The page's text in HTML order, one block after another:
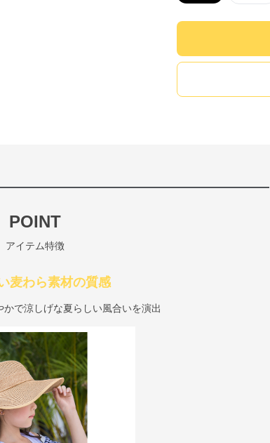
POINT
アイテム特徴
麦わら素材の質感
で涼しげな夏らしい風合いを演出